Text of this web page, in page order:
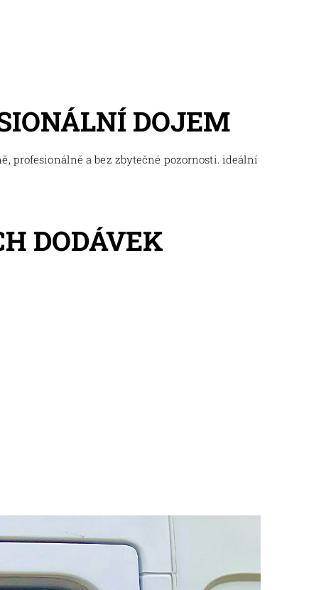
DOJEM
profesionálně a bez zbytečné pozornosti. ideální
DODÁVEK